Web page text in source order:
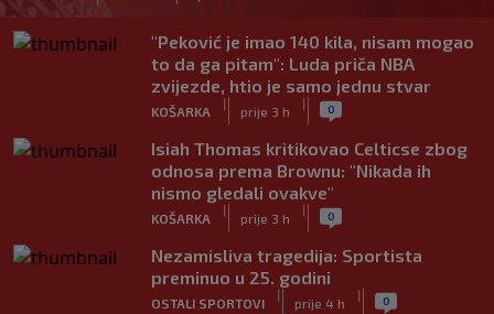
"Peković je imao 140 kila, nisam mogao
to da ga pitam": Luda priča NBA
zvijezde, htio je samo jednu stvar
KOŠARKA
|
prije 3 h
| 0
Isiah Thomas kritikovao Celticse zbog
odnosa prema Brownu: "Nikada ih
nismo gledali ovakve"
KOŠARKA
|
prije 3 h
| 0
Nezamisliva tragedija: Sportista
preminuo u 25. godini
OSTALI SPORTOVI
|
prije 4 h
| 0